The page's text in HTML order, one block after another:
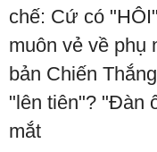
chế: Cứ có
muôn vẻ về phụ
bản Chiến
"lên tiên"? "Đàn
mắt